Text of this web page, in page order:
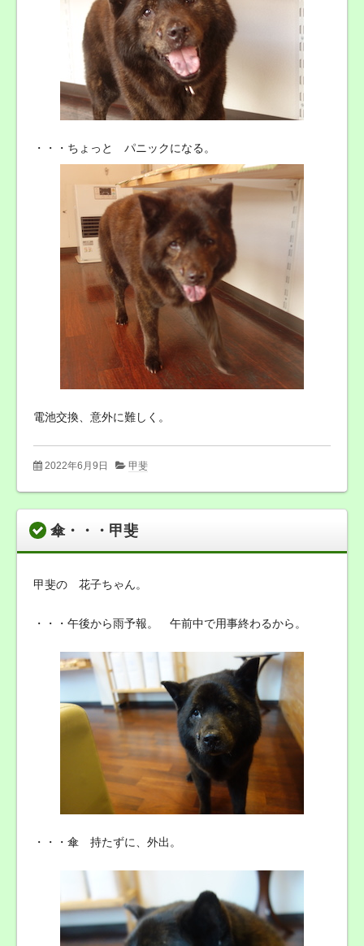
・・・ちょっと パニックになる。
電池交換、意外に難しく。
2022年6月9日 甲斐
傘・・・甲斐
甲斐の 花子ちゃん。
・・・午後から雨予報。 午前中で用事終わるから。
・・・傘 持たずに、外出。